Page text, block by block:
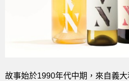
故事始於1990年代中期，來自義